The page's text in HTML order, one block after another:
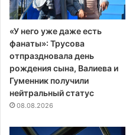
«У него уже даже есть
фанаты»: Трусова
отпраздновала день
рождения сына, Валиева и
Гуменник получили
нейтральный статус
08.08.2026